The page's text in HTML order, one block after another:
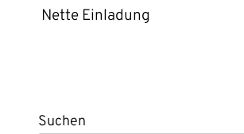
Nette Einladung
Suchen